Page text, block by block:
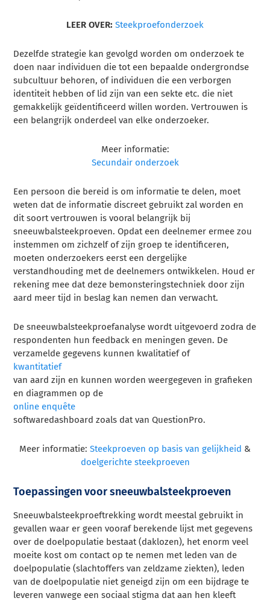
LEER OVER: Steekproefonderzoek
Dezelfde strategie kan gevolgd worden om onderzoek te
doen naar individuen die tot een bepaalde ondergrondse
subcultuur behoren, of individuen die een verborgen
identiteit hebben of lid zijn van een sekte etc. die niet
gemakkelijk geïdentificeerd willen worden. Vertrouwen is
een belangrijk onderdeel van elke onderzoeker.
Meer informatie:
Secundair onderzoek
Een persoon die bereid is om informatie te delen, moet
weten dat de informatie discreet gebruikt zal worden en
dit soort vertrouwen is vooral belangrijk bij
sneeuwbalsteekproeven. Opdat een deelnemer ermee zou
instemmen om zichzelf of zijn groep te identificeren,
moeten onderzoekers eerst een dergelijke
verstandhouding met de deelnemers ontwikkelen. Houd er
rekening mee dat deze bemonsteringstechniek door zijn
aard meer tijd in beslag kan nemen dan verwacht.
De sneeuwbalsteekproefanalyse wordt uitgevoerd zodra de
respondenten hun feedback en meningen geven. De
verzamelde gegevens kunnen kwalitatiefof
kwantitatief
van aard zijn en kunnen worden weergegeven in grafieken
en diagrammen op de
online enquête
softwaredashboard zoals dat van QuestionPro.
Meer informatie: Steekproeven op basis van gelijkheid &
doelgerichte steekproeven
Toepassingen voor sneeuwbalsteekproeven
Sneeuwbalsteekproeftrekking wordt meestal gebruikt in
gevallen waar er geen vooraf berekende lijst met gegevens
over de doelpopulatie bestaat (daklozen), het enorm veel
moeite kost om contact op te nemen met leden van de
doelpopulatie (slachtoffers van zeldzame ziekten), leden
van de doelpopulatie niet geneigd zijn om een bijdrage te
leveren vanwege een sociaal stigma dat aan hen kleeft